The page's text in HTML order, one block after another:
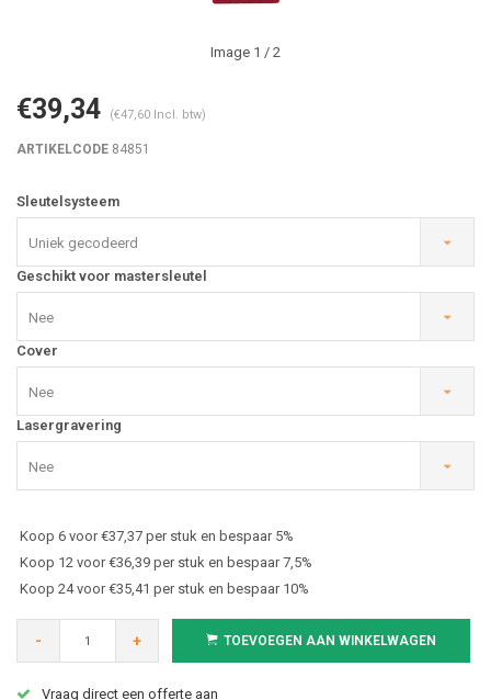
Image 1 / 2
€39,34 (€47,60 Incl. btw)
ARTIKELCODE 84851
Sleutelsysteem
Uniek gecodeerd
Geschikt voor mastersleutel
Nee
Cover
Nee
Lasergravering
Nee
Koop 6 voor €37,37 per stuk en bespaar 5%
Koop 12 voor €36,39 per stuk en bespaar 7,5%
Koop 24 voor €35,41 per stuk en bespaar 10%
- + TOEVOEGEN AAN WINKELWAGEN
Vraag direct een offerte aan